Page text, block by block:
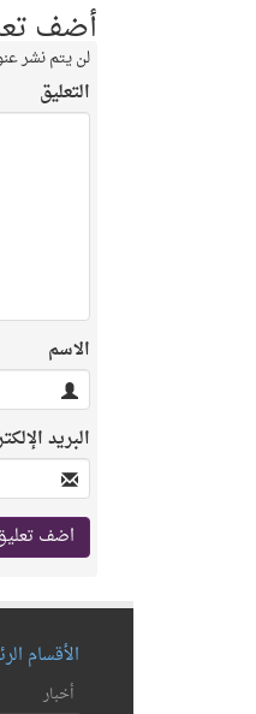
أضف
لن يتم نشر
التعليق
الاسم
البريد
الأقسام
أخبار